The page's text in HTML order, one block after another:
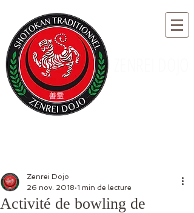
Activité de bowling de
Zenrei Dojo
26 nov. 2018 1 min de lecture